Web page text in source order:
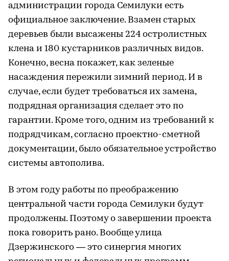
администрации города Семилуки есть
официальное заключение. Взамен старых
деревьев были высажены 224 остролистных
клена и 180 кустарников различных видов.
Конечно, весна покажет, как зеленые
насаждения пережили зимний период. И в
случае, если будет требоваться их замена,
подрядная организация сделает это по
гарантии. Кроме того, одним из требований к
подрядчикам, согласно проектно-сметной
документации, было обязательное устройство
системы автополива.
В этом году работы по преображению
центральной части города Семилуки будут
продолжены. Поэтому о завершении проекта
пока говорить рано. Вообще улица
Дзержинского — это синергия многих